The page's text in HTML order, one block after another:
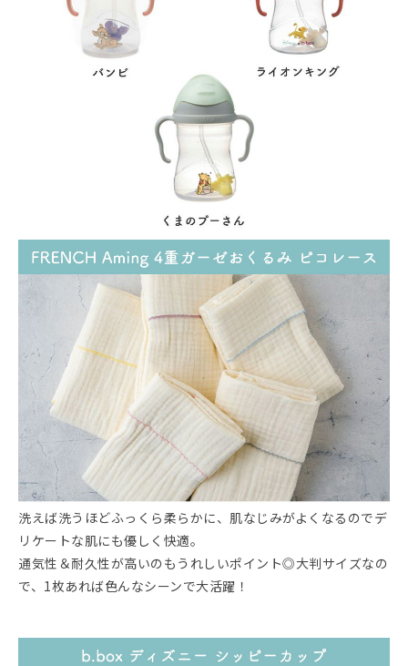
洗えば洗うほどふっくら柔らかに、肌なじみがよくなるのでデ
リケートな肌にも優しく快適。
通気性＆耐久性が高いのもうれしいポイント◎大判サイズなの
で、1枚あれば色んなシーンで大活躍！